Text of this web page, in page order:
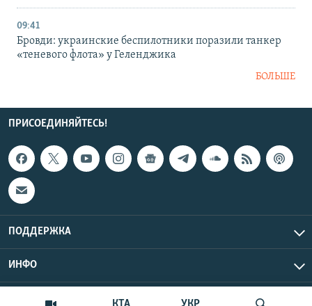
09:41
Бровди: украинские беспилотники поразили танкер
«теневого флота» у Геленджика
БОЛЬШЕ
ПРИСОЕДИНЯЙТЕСЬ!
ПОДДЕРЖКА
ИНФО
Copyright Крым.Реалии, 2026 | Все права защищены.
UTC+3